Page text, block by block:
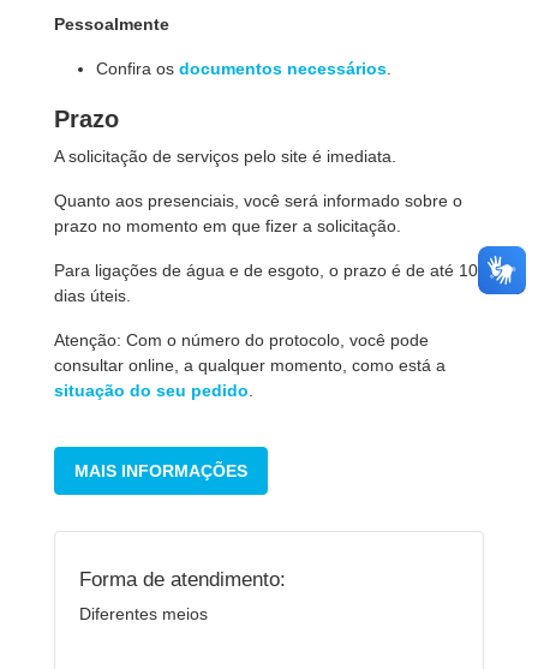
Pessoalmente
Confira os documentos necessários
Prazo
A solicitação de serviços pelo site é imediata.
Quanto aos presenciais, você será informado sobre o
prazo no momento em que fizer a solicitação.
Para ligações de água e de esgoto, o prazo é de até 10
dias úteis.
Atenção: Com o número do protocolo, você pode
consultar online, a qualquer momento, como está a
situação do seu pedido
MAIS INFORMAÇÕES
Forma de atendimento:
Diferentes meios